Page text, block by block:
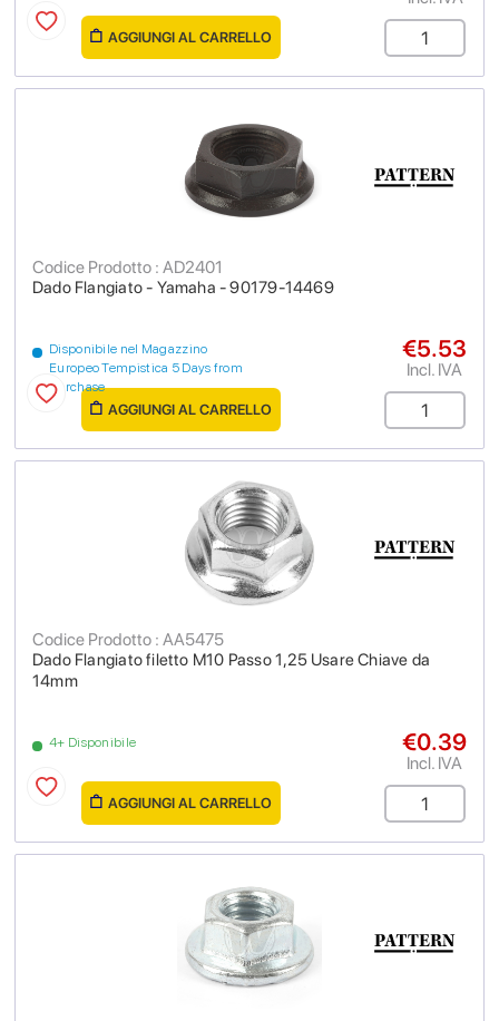
AGGIUNGI AL CARRELLO
Dado Flangiato - Yamaha - 90179-14469
Codice Prodotto : AD2401
Disponibile nel Magazzino
Europeo Tempistica 5 Days from
purchase
€5.53
Incl. IVA
AGGIUNGI AL CARRELLO
Dado Flangiato filetto M10 Passo 1,25 Usare Chiave da
14mm
Codice Prodotto : AA5475
4+ Disponibile €0.39
Incl. IVA
AGGIUNGI AL CARRELLO